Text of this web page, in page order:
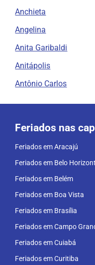
Anchieta
Angelina
Anita Garibaldi
Anitápolis
Antônio Carlos
Feriados nas
Feriados em Aracajú
Feriados em Belo
Feriados em Belém
Feriados em Boa Vista
Feriados em Brasília
Feriados em Campo
Feriados em Cuiabá
Feriados em Curitiba